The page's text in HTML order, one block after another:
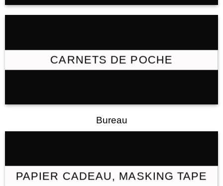
CARNETS DE POCHE
Bureau
PAPIER CADEAU, MASKING TAPE